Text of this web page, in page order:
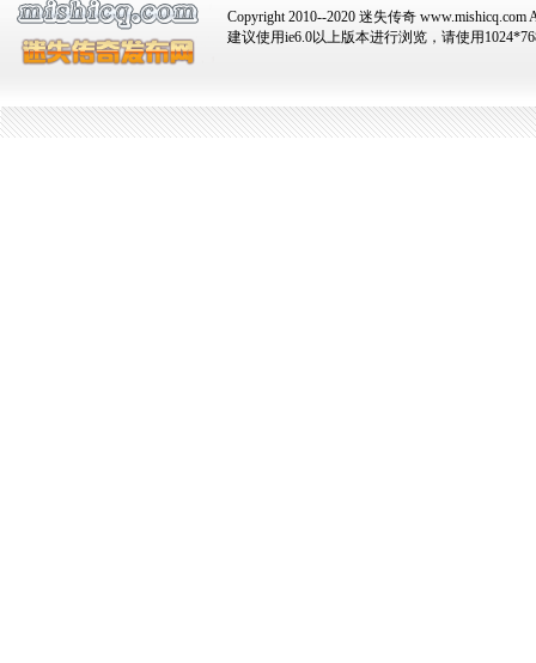
Copyright 2010--2020 迷失传奇 www.mishicq.com
建议使用ie6.0以上版本进行浏览，请使用